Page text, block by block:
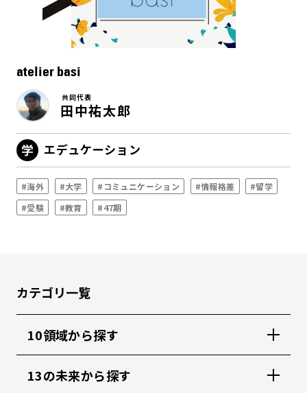
atelier basi
共同代表
田中祐太郎
エデュケーション
#海外 #大学 #コミュニケーション #情報格差
#留学
#受験
#教育 #47期
カテゴリ一覧
10領域から探す
13の未来から探す